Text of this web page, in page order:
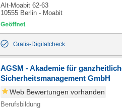
Alt-Moabit 62-63
10555 Berlin - Moabit
Gratis-Digitalcheck
AGSM - Akademie für
Sicherheitsmanagement GmbH
Web Bewertungen vorhanden
Berufsbildung